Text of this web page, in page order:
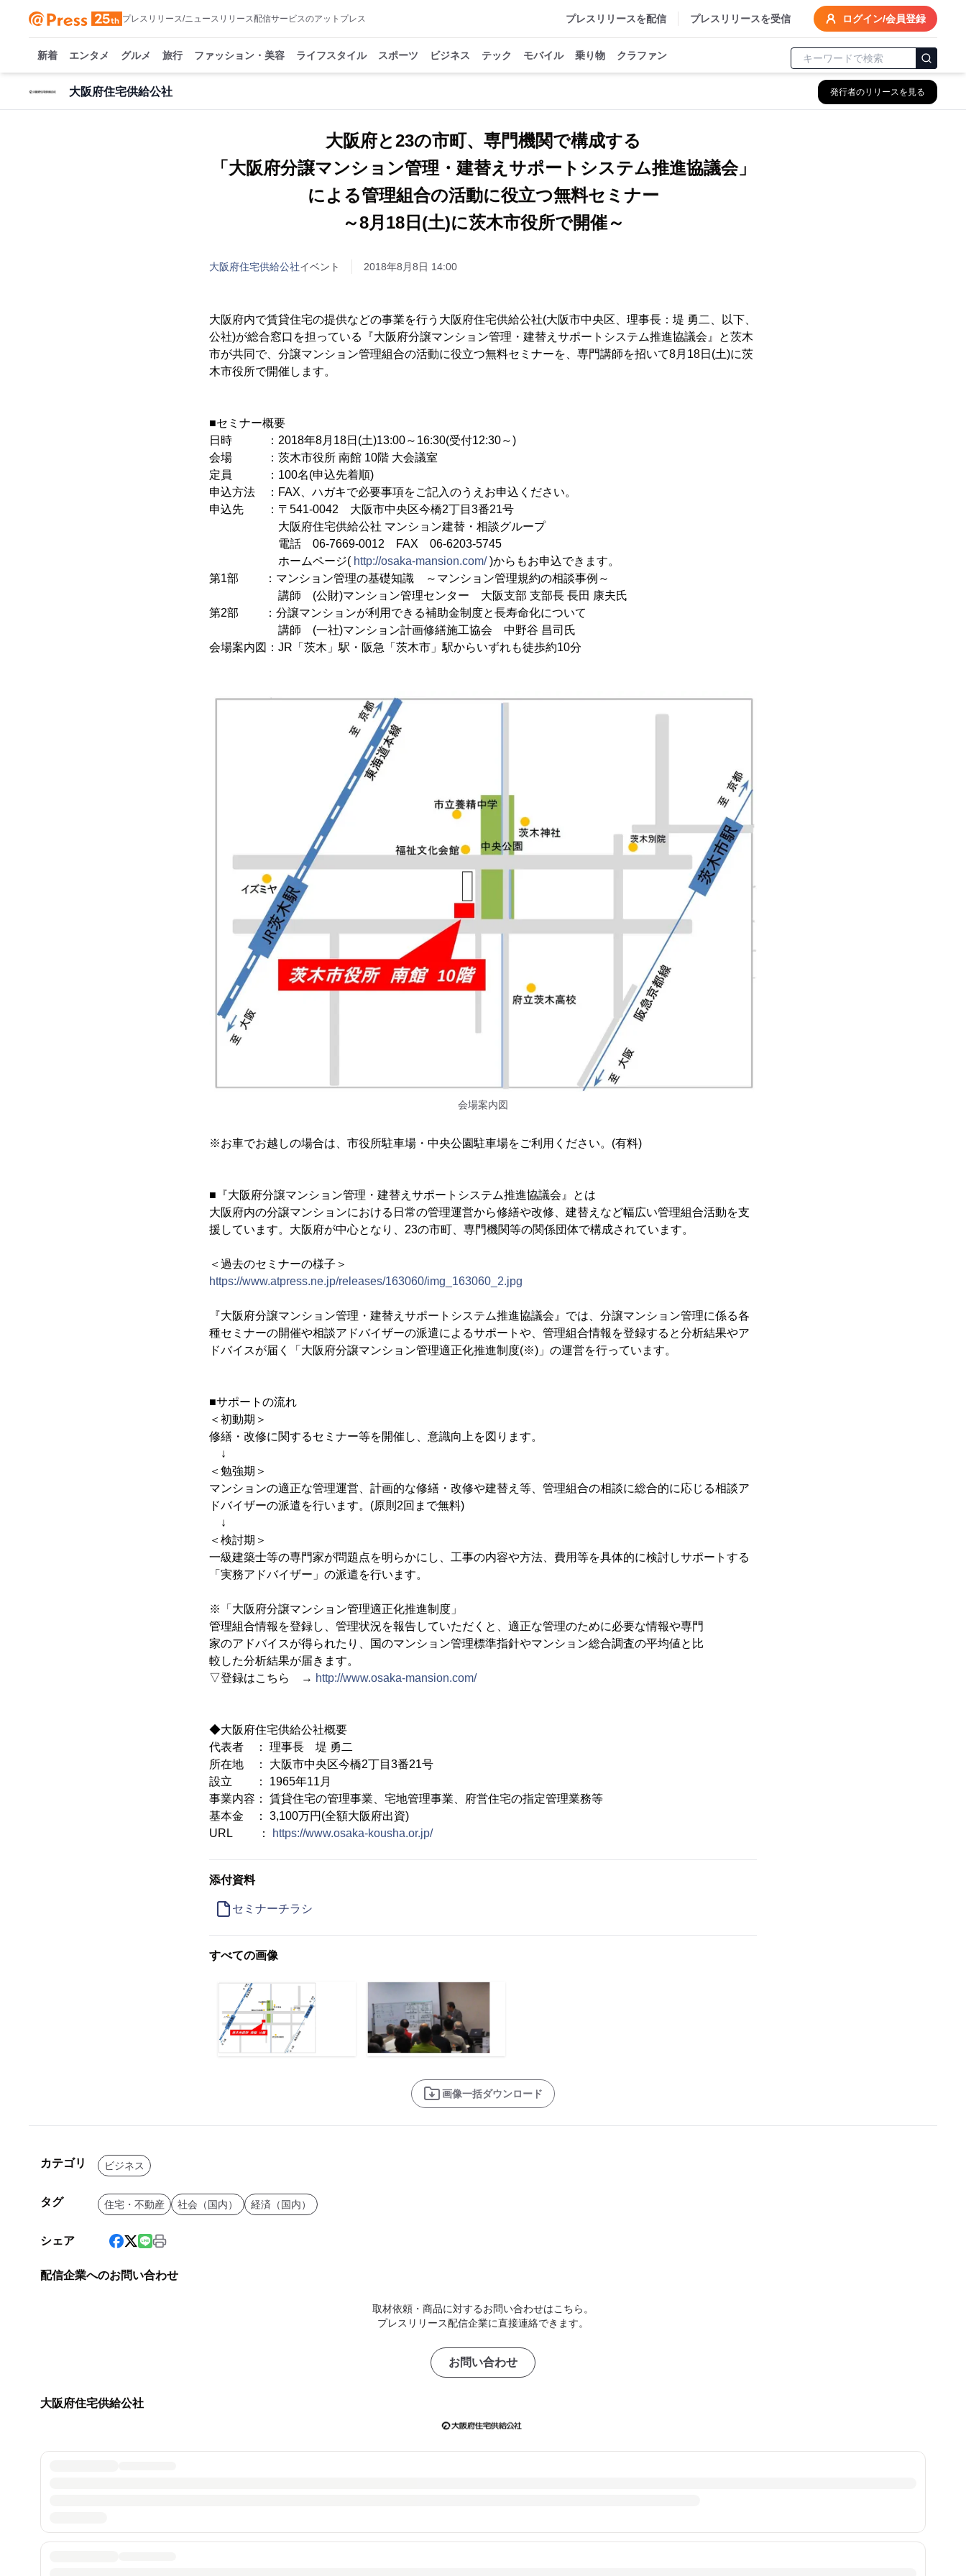
プレスリリース/ニュースリリース配信サービスのアットプレス プレスリリースを配信 プレスリリースを受信 ログイン/会員登録
新着 エンタメ グルメ 旅行 ファッション・美容 ライフスタイル スポーツ ビジネス テック モバイル 乗り物 クラファン
大阪府住宅供給公社 発行者のリリースを見る
大阪府と23の市町、専門機関で構成する
「大阪府分譲マンション管理・建替えサポートシステム推進協議会」
による管理組合の活動に役立つ無料セミナー
～8月18日(土)に茨木市役所で開催～
大阪府住宅供給公社イベント 2018年8月8日 14:00
大阪府内で賃貸住宅の提供などの事業を行う大阪府住宅供給公社(大阪市中央区、理事長：堤 勇二、以下、
公社)が総合窓口を担っている『大阪府分譲マンション管理・建替えサポートシステム推進協議会』と茨木
市が共同で、分譲マンション管理組合の活動に役立つ無料セミナーを、専門講師を招いて8月18日(土)に茨
木市役所で開催します。
■セミナー概要
日時 ：2018年8月18日(土)13:00～16:30(受付12:30～)
会場 ：茨木市役所 南館 10階 大会議室
定員 ：100名(申込先着順)
申込方法 ：FAX、ハガキで必要事項をご記入のうえお申込ください。
申込先 ：〒541-0042 大阪市中央区今橋2丁目3番21号
大阪府住宅供給公社 マンション建替・相談グループ
電話 06-7669-0012 FAX 06-6203-5745
ホームページ( http://osaka-mansion.com/)からもお申込できます。
第1部 ：マンション管理の基礎知識 ～マンション管理規約の相談事例～
講師 (公財)マンション管理センター 大阪支部 支部長 長田 康夫氏
第2部 ：分譲マンションが利用できる補助金制度と長寿命化について
講師 (一社)マンション計画修繕施工協会 中野谷 昌司氏
会場案内図：JR「茨木」駅・阪急「茨木市」駅からいずれも徒歩約10分
会場案内図
※お車でお越しの場合は、市役所駐車場・中央公園駐車場をご利用ください。(有料)
■『大阪府分譲マンション管理・建替えサポートシステム推進協議会』とは
大阪府内の分譲マンションにおける日常の管理運営から修繕や改修、建替えなど幅広い管理組合活動を支
援しています。大阪府が中心となり、23の市町、専門機関等の関係団体で構成されています。
＜過去のセミナーの様子＞
https://www.atpress.ne.jp/releases/163060/img_163060_2.jpg
『大阪府分譲マンション管理・建替えサポートシステム推進協議会』では、分譲マンション管理に係る各
種セミナーの開催や相談アドバイザーの派遣によるサポートや、管理組合情報を登録すると分析結果やア
ドバイスが届く「大阪府分譲マンション管理適正化推進制度(※)」の運営を行っています。
■サポートの流れ
＜初動期＞
修繕・改修に関するセミナー等を開催し、意識向上を図ります。
↓
＜勉強期＞
マンションの適正な管理運営、計画的な修繕・改修や建替え等、管理組合の相談に総合的に応じる相談ア
ドバイザーの派遣を行います。(原則2回まで無料)
↓
＜検討期＞
一級建築士等の専門家が問題点を明らかにし、工事の内容や方法、費用等を具体的に検討しサポートする
「実務アドバイザー」の派遣を行います。
※「大阪府分譲マンション管理適正化推進制度」
管理組合情報を登録し、管理状況を報告していただくと、適正な管理のために必要な情報や専門
家のアドバイスが得られたり、国のマンション管理標準指針やマンション総合調査の平均値と比
較した分析結果が届きます。
▽登録はこちら → http://www.osaka-mansion.com/
◆大阪府住宅供給公社概要
代表者 ： 理事長 堤 勇二
所在地 ： 大阪市中央区今橋2丁目3番21号
設立 ： 1965年11月
事業内容： 賃貸住宅の管理事業、宅地管理事業、府営住宅の指定管理業務等
基本金 ： 3,100万円(全額大阪府出資)
URL ：
https://www.osaka-kousha.or.jp/
添付資料
セミナーチラシ
すべての画像
画像一括ダウンロード
カテゴリ ビジネス
タグ 住宅・不動産 社会（国内） 経済（国内）
シェア
配信企業へのお問い合わせ
取材依頼・商品に対するお問い合わせはこちら。
プレスリリース配信企業に直接連絡できます。
お問い合わせ
大阪府住宅供給公社